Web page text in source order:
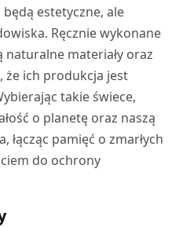
estetyczne, ale
Ręcznie wykonane
materiały oraz
że ich produkcja jest
takie świece,
o planetę oraz naszą
łącząc pamięć o zmarłych
do ochrony